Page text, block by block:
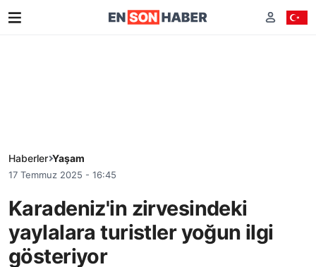
Haberler Yaşam
17 Temmuz 2025 - 16:45
Karadeniz'in zirvesindeki
yaylalara turistler yoğun ilgi
gösteriyor